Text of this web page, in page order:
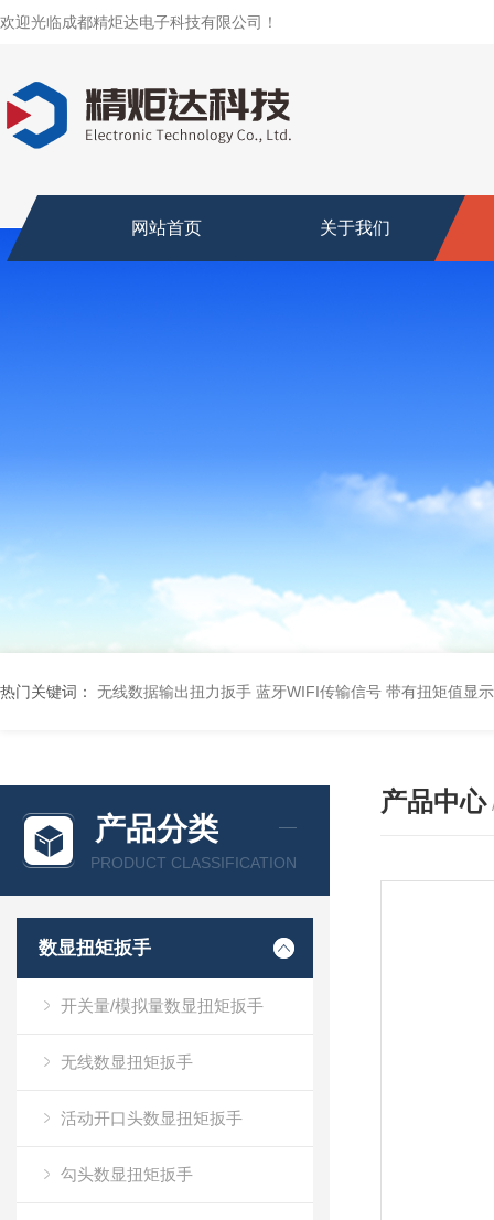
欢迎光临成都精炬达电子科技有限公司！
网站首页 关于我们
热门关键词： 无线数据输出扭力扳手 蓝牙WIFI传输信号 带有扭矩值显
产品分类
PRODUCT CLASSIFICATION
数显扭矩扳手
开关量/模拟量数显扭矩扳手
无线数显扭矩扳手
活动开口头数显扭矩扳手
勾头数显扭矩扳手
产品中心